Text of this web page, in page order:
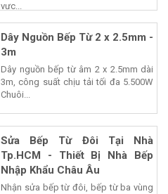
vực...
Dây Nguồn Bếp Từ 2 x 2.5mm -
3m
Dây nguồn bếp từ âm 2 x 2.5mm dài
3m, công suất chịu tải tối đa 5.500W
Chuôi...
Sửa Bếp Từ Đôi Tại Nhà
Tp.HCM - Thiết Bị Nhà Bếp
Nhập Khẩu Châu Âu
Nhận sửa bếp từ đôi, bếp từ ba vùng